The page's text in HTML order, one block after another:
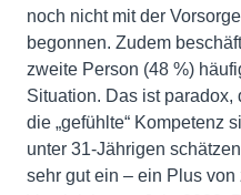
noch nicht mit der
begonnen. Zudem
zweite Person (48 %)
Situation. Das ist
die „gefühlte“ Kompetenz
unter 31-Jährigen
sehr gut ein – ein Plus